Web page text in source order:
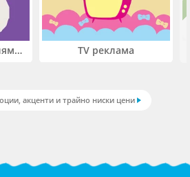
Два свята. Едно голямо приключение. Купи 2 продукта LEGO® Friends и/или LEGO® Minecraft и вземи -27% TV реклама
акценти и трайно ниски цени